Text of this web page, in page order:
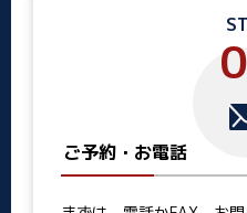
ご予約・お電話